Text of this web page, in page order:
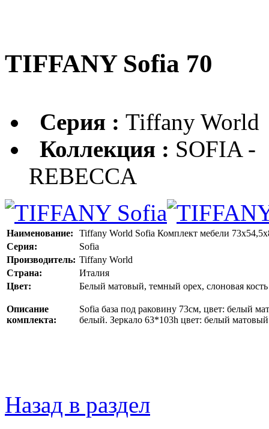
TIFFANY Sofia 70
Серия : Tiffany World
Коллекция : SOFIA -
REBECCA
Наименование:
Tiffany World Sofia Комплект мебели
Серия:
Sofia
Производитель: Tiffany World
Страна:
Италия
Цвет:
Белый матовый, темный орех, слоновая кость
Описание
комплекта:
Sofia база под раковину 73см, цвет: белый
белый. Зеркало 63*103h цвет: белый
Назад в раздел